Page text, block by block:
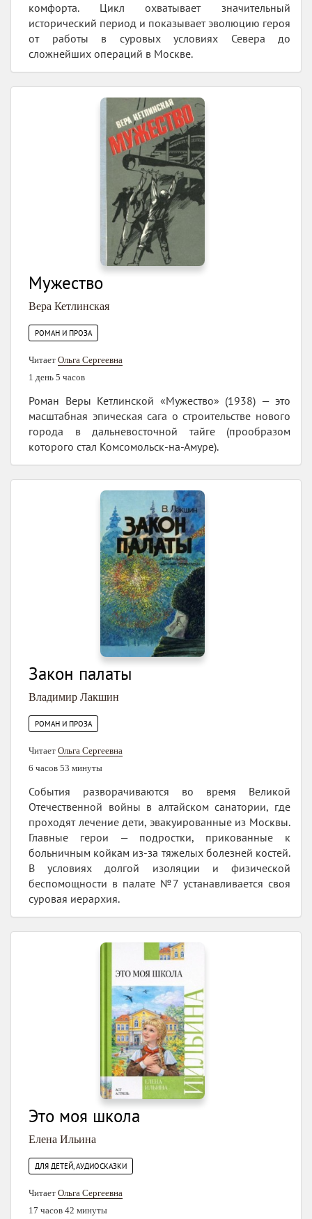
комфорта. Цикл охватывает значительный
исторический период и показывает эволюцию героя
от работы в суровых условиях Севера до
сложнейших операций в Москве.
Мужество
Вера Кетлинская
РОМАН И ПРОЗА
Читает Ольга Сергеевна
1 день 5 часов
Роман Веры Кетлинской «Мужество» (1938) — это
масштабная эпическая сага о строительстве нового
города в дальневосточной тайге (прообразом
которого стал Комсомольск-на-Амуре).
Закон палаты
Владимир Лакшин
РОМАН И ПРОЗА
Читает Ольга Сергеевна
6 часов 53 минуты
События разворачиваются во время Великой
Отечественной войны в алтайском санатории, где
проходят лечение дети, эвакуированные из Москвы.
Главные герои — подростки, прикованные к
больничным койкам из-за тяжелых болезней костей.
В условиях долгой изоляции и физической
беспомощности в палате №7 устанавливается своя
суровая иерархия.
Это моя школа
Елена Ильина
ДЛЯ ДЕТЕЙ, АУДИОСКАЗКИ
Читает Ольга Сергеевна
17 часов 42 минуты